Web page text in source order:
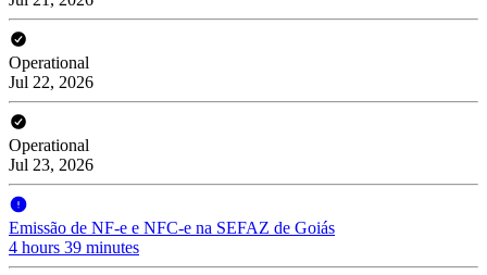
Operational
Jul 22, 2026
Operational
Jul 23, 2026
Emissão de NF-e e NFC-e na SEFAZ de Goiás
4 hours 39 minutes